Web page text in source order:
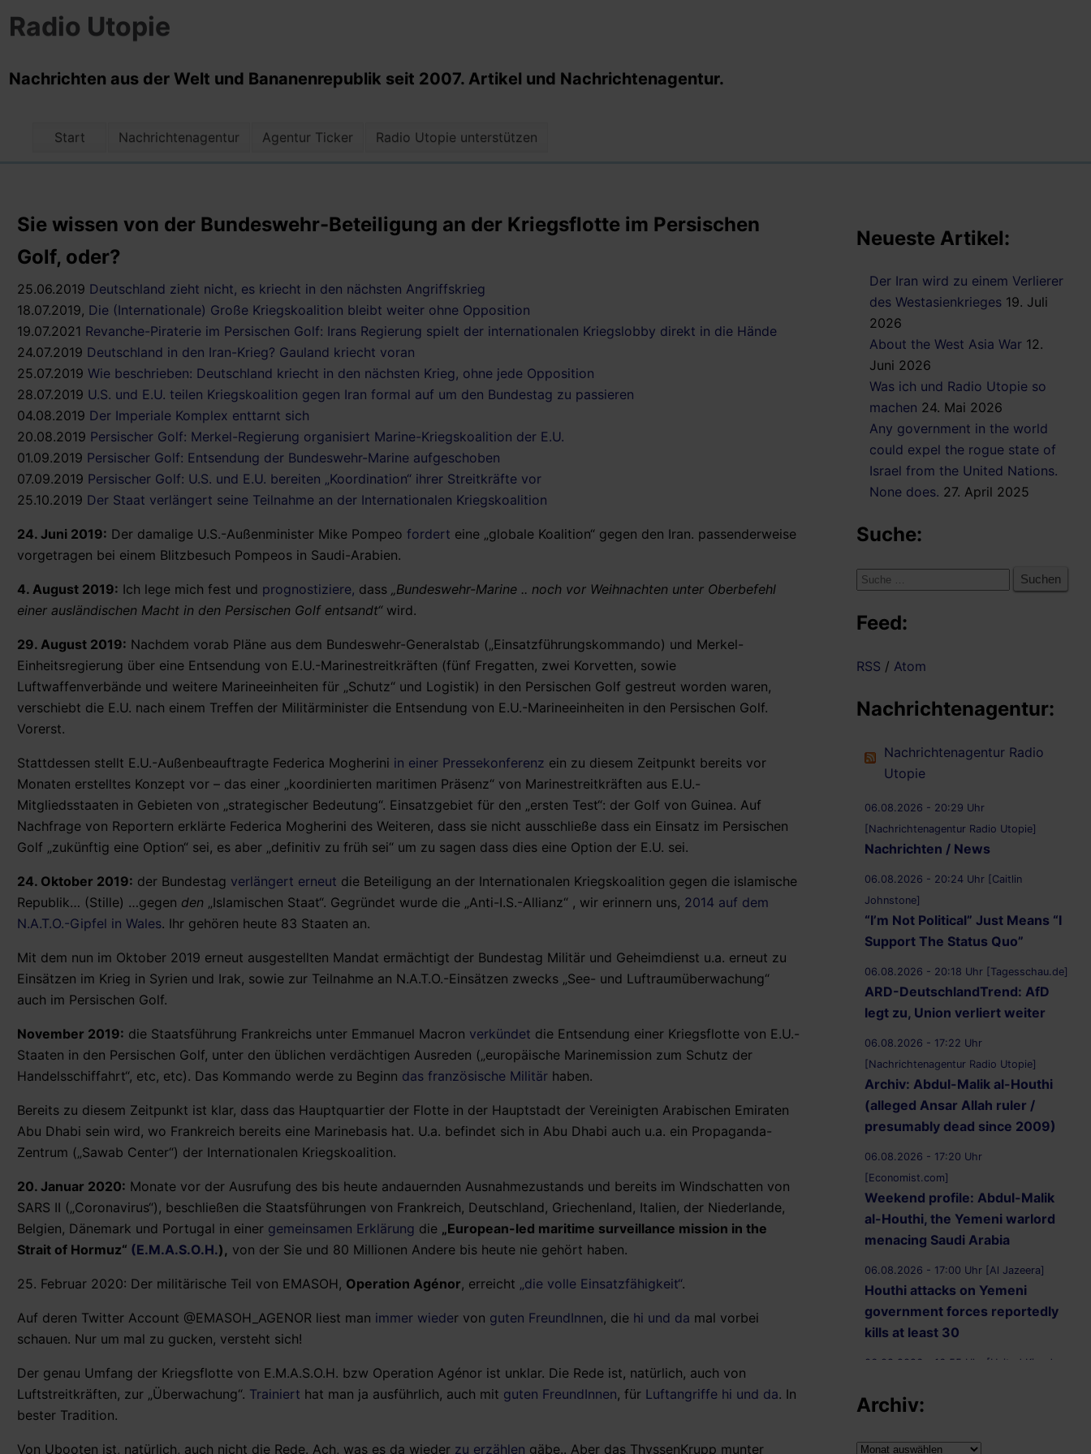
Radio Utopie
Nachrichten aus der Welt und Bananenrepublik seit 2007. Artikel und Nachrichtenagentur.
Start Nachrichtenagentur Agentur Ticker Radio Utopie unterstützen
Sie wissen von der Bundeswehr-Beteiligung an der Kriegsflotte im Persischen
Golf, oder?
25.06.2019 Deutschland zieht nicht, es kriecht in den nächsten Angriffskrieg
18.07.2019, Die (Internationale) Große Kriegskoalition bleibt weiter ohne Opposition
19.07.2021 Revanche-Piraterie im Persischen Golf: Irans Regierung spielt der internationalen Kriegslobby direkt in die Hände
24.07.2019 Deutschland in den Iran-Krieg? Gauland kriecht voran
25.07.2019 Wie beschrieben: Deutschland kriecht in den nächsten Krieg, ohne jede Opposition
28.07.2019 U.S. und E.U. teilen Kriegskoalition gegen Iran formal auf um den Bundestag zu passieren
04.08.2019 Der Imperiale Komplex enttarnt sich
20.08.2019 Persischer Golf: Merkel-Regierung organisiert Marine-Kriegskoalition der E.U.
01.09.2019 Persischer Golf: Entsendung der Bundeswehr-Marine aufgeschoben
07.09.2019 Persischer Golf: U.S. und E.U. bereiten „Koordination“ ihrer Streitkräfte vor
25.10.2019 Der Staat verlängert seine Teilnahme an der Internationalen Kriegskoalition
24. Juni 2019: Der damalige U.S.-Außenminister Mike Pompeo fordert eine „globale Koalition“ gegen den Iran. passenderweise
vorgetragen bei einem Blitzbesuch Pompeos in Saudi-Arabien.
4. August 2019: Ich lege mich fest und prognostiziere, dass „Bundeswehr-Marine .. noch vor Weihnachten unter Oberbefehl
einer ausländischen Macht in den Persischen Golf entsandt“wird.
29. August 2019: Nachdem vorab Pläne aus dem Bundeswehr-Generalstab („Einsatzführungskommando) und Merkel-
Einheitsregierung über eine Entsendung von E.U.-Marinestreitkräften (fünf Fregatten, zwei Korvetten, sowie
Luftwaffenverbände und weitere Marineeinheiten für „Schutz“ und Logistik) in den Persischen Golf gestreut worden waren,
verschiebt die E.U. nach einem Treffen der Militärminister die Entsendung von E.U.-Marineeinheiten in den Persischen Golf.
Vorerst.
Stattdessen stellt E.U.-Außenbeauftragte Federica Mogherini in einer Pressekonferenz ein zu diesem Zeitpunkt bereits vor
Monaten erstelltes Konzept vor – das einer „koordinierten maritimen Präsenz“ von Marinestreitkräften aus E.U.-
Mitgliedsstaaten in Gebieten von „strategischer Bedeutung“. Einsatzgebiet für den „ersten Test“: der Golf von Guinea. Auf
Nachfrage von Reportern erklärte Federica Mogherini des Weiteren, dass sie nicht ausschließe dass ein Einsatz im Persischen
Golf „zukünftig eine Option“ sei, es aber „definitiv zu früh sei“ um zu sagen dass dies eine Option der E.U. sei.
24. Oktober 2019: der Bundestag verlängert erneut die Beteiligung an der Internationalen Kriegskoalition gegen die islamische
Republik… (Stille) …gegen den „Islamischen Staat“. Gegründet wurde die „Anti-I.S.-Allianz“ , wir erinnern uns, 2014 auf dem
N.A.T.O.-Gipfel in Wales. Ihr gehören heute 83 Staaten an.
Mit dem nun im Oktober 2019 erneut ausgestellten Mandat ermächtigt der Bundestag Militär und Geheimdienst u.a. erneut zu
Einsätzen im Krieg in Syrien und Irak, sowie zur Teilnahme an N.A.T.O.-Einsätzen zwecks „See- und Luftraumüberwachung“
auch im Persischen Golf.
November 2019: die Staatsführung Frankreichs unter Emmanuel Macron verkündet die Entsendung einer Kriegsflotte von E.U.-
Staaten in den Persischen Golf, unter den üblichen verdächtigen Ausreden („europäische Marinemission zum Schutz der
Handelsschiffahrt“, etc, etc). Das Kommando werde zu Beginn das französische Militär haben.
Bereits zu diesem Zeitpunkt ist klar, dass das Hauptquartier der Flotte in der Hauptstadt der Vereinigten Arabischen Emiraten
Abu Dhabi sein wird, wo Frankreich bereits eine Marinebasis hat. U.a. befindet sich in Abu Dhabi auch u.a. ein Propaganda-
Zentrum („Sawab Center“) der Internationalen Kriegskoalition.
20. Januar 2020: Monate vor der Ausrufung des bis heute andauernden Ausnahmezustands und bereits im Windschatten von
SARS II („Coronavirus“), beschließen die Staatsführungen von Frankreich, Deutschland, Griechenland, Italien, der Niederlande,
Belgien, Dänemark und Portugal in einer gemeinsamen Erklärung die „European-led maritime surveillance mission in the
Strait of Hormuz“ (E.M.A.S.O.H.), von der Sie und 80 Millionen Andere bis heute nie gehört haben.
25. Februar 2020: Der militärische Teil von EMASOH, Operation Agénor, erreicht „die volle Einsatzfähigkeit“.
Auf deren Twitter Account @EMASOH_AGENOR liest man immer wieder von guten FreundInnen, die hi und da mal vorbei
schauen. Nur um mal zu gucken, versteht sich!
Der genau Umfang der Kriegsflotte von E.M.A.S.O.H. bzw Operation Agénor ist unklar. Die Rede ist, natürlich, auch von
Luftstreitkräften, zur „Überwachung“. Trainiert hat man ja ausführlich, auch mit guten FreundInnen, für Luftangriffe hi und da. In
bester Tradition.
Von Ubooten ist, natürlich, auch nicht die Rede. Ach, was es da wieder zu erzählen gäbe.. Aber das ThyssenKrupp munter
Neueste Artikel:
Der Iran wird zu einem Verlierer
des Westasienkrieges 19. Juli
2026
About the West Asia War 12.
Juni 2026
Was ich und Radio Utopie so
machen 24. Mai 2026
Any government in the world
could expel the rogue state of
Israel from the United Nations.
None does. 27. April 2025
Suche:
Suche
Feed:
RSS / Atom
Nachrichtenagentur:
Nachrichtenagentur Radio
Utopie
06.08.2026 - 20:29 Uhr
[Nachrichtenagentur Radio Utopie]
Nachrichten / News
06.08.2026 - 20:24 Uhr [Caitlin
Johnstone]
“I’m Not Political” Just Means “I
Support The Status Quo”
06.08.2026 - 20:18 Uhr [Tagesschau.de]
ARD-DeutschlandTrend: AfD
legt zu, Union verliert weiter
06.08.2026 - 17:22 Uhr
[Nachrichtenagentur Radio Utopie]
Archiv: Abdul-Malik al-Houthi
(alleged Ansar Allah ruler /
presumably dead since 2009)
06.08.2026 - 17:20 Uhr
[Economist.com]
Weekend profile: Abdul-Malik
al-Houthi, the Yemeni warlord
menacing Saudi Arabia
06.08.2026 - 17:00 Uhr [Al Jazeera]
Houthi attacks on Yemeni
government forces reportedly
kills at least 30
06.08.2026 - 16:55 Uhr [United Kingdom
R (on the application of
Secretary of State for the Home
Archiv:
Archiv: